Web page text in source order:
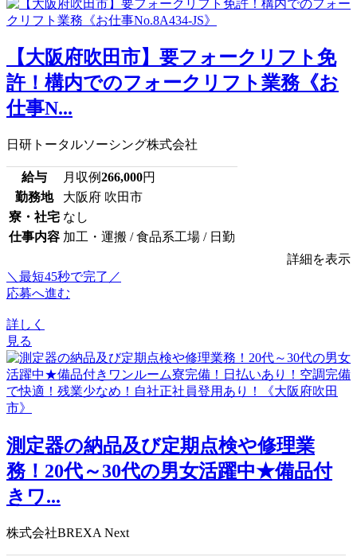
【大阪府吹田市】要フォークリフト免
許！構内でのフォークリフト業務《お
仕事N...
日研トータルソーシング株式会社
給与 月収例266,000円
勤務地
大阪府 吹田市
寮・社宅 なし
仕事内容 加工・運搬 / 食品系工場 / 日勤
詳細を表示
＼最短45秒で完了／
応募へ進む
詳しく
見る
測定器の納品及び定期点検や修理業
務！20代～30代の男女活躍中★備品付
きワ...
株式会社BREXA Next